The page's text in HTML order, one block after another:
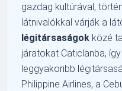
gazdag kultúrával,
látnivalókkal várják a
légitársaságok közé
járatokat Caticlanba,
leggyakoribb
Philippine Airlines, a